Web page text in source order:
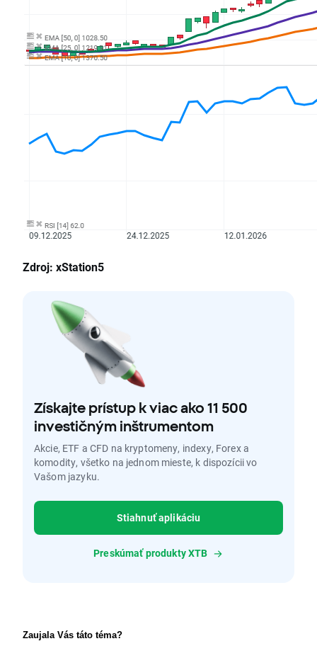
Zdroj: xStation5
Získajte prístup k viac ako 11 500
investičným inštrumentom
Akcie, ETF a CFD na kryptomeny, indexy, Forex a
komodity, všetko na jednom mieste, k dispozícii vo
Vašom jazyku.
Stiahnuť aplikáciu
Preskúmať produkty XTB
Zaujala Vás táto téma?